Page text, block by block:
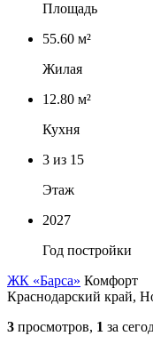
Площадь
55.60 м²
Жилая
12.80 м²
Кухня
3 из 15
Этаж
2027
Год постройки
ЖК «Барса» Комфорт
Краснодарский край,
3 просмотров, 1 за